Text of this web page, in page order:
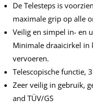
De Telesteps is
maximale grip op alle
Veilig en simpel in- en
Minimale draaicirkel in
vervoeren.
Telescopische functie,
Zeer veilig in gebruik,
and TÜV/GS